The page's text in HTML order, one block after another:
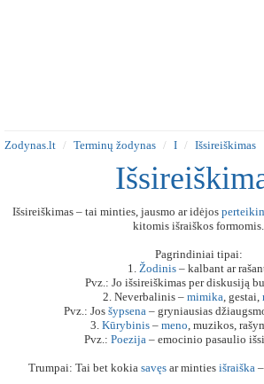
Zodynas.lt Terminų žodynas I Išsireiškimas
Išsireiškimas – tai minties, jausmo ar idėjos
kitomis išraiškos formomis.
Pagrindiniai tipai:
1. Žodinis – kalbant ar
Pvz.: Jo išsireiškimas per diskusiją
2. Neverbalinis – mimika, gestai,
Pvz.: Jos šypsena– gryniausias
3. Kūrybinis – meno, muzikos,
Pvz.: Poezija – emocinio pasaulio
Trumpai: Tai bet kokia savęs ar minties išraiška